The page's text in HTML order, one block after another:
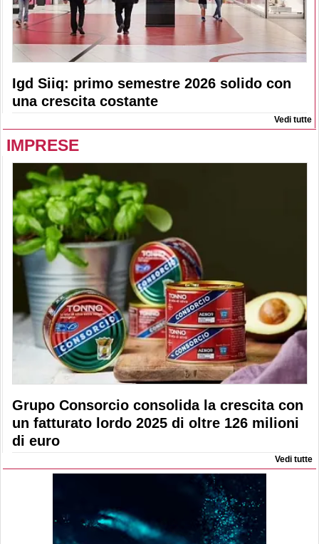
Igd Siiq: primo semestre 2026 solido con
una crescita costante
Vedi tutte
IMPRESE
Grupo Consorcio consolida la crescita con
un fatturato lordo 2025 di oltre 126 milioni
di euro
Vedi tutte